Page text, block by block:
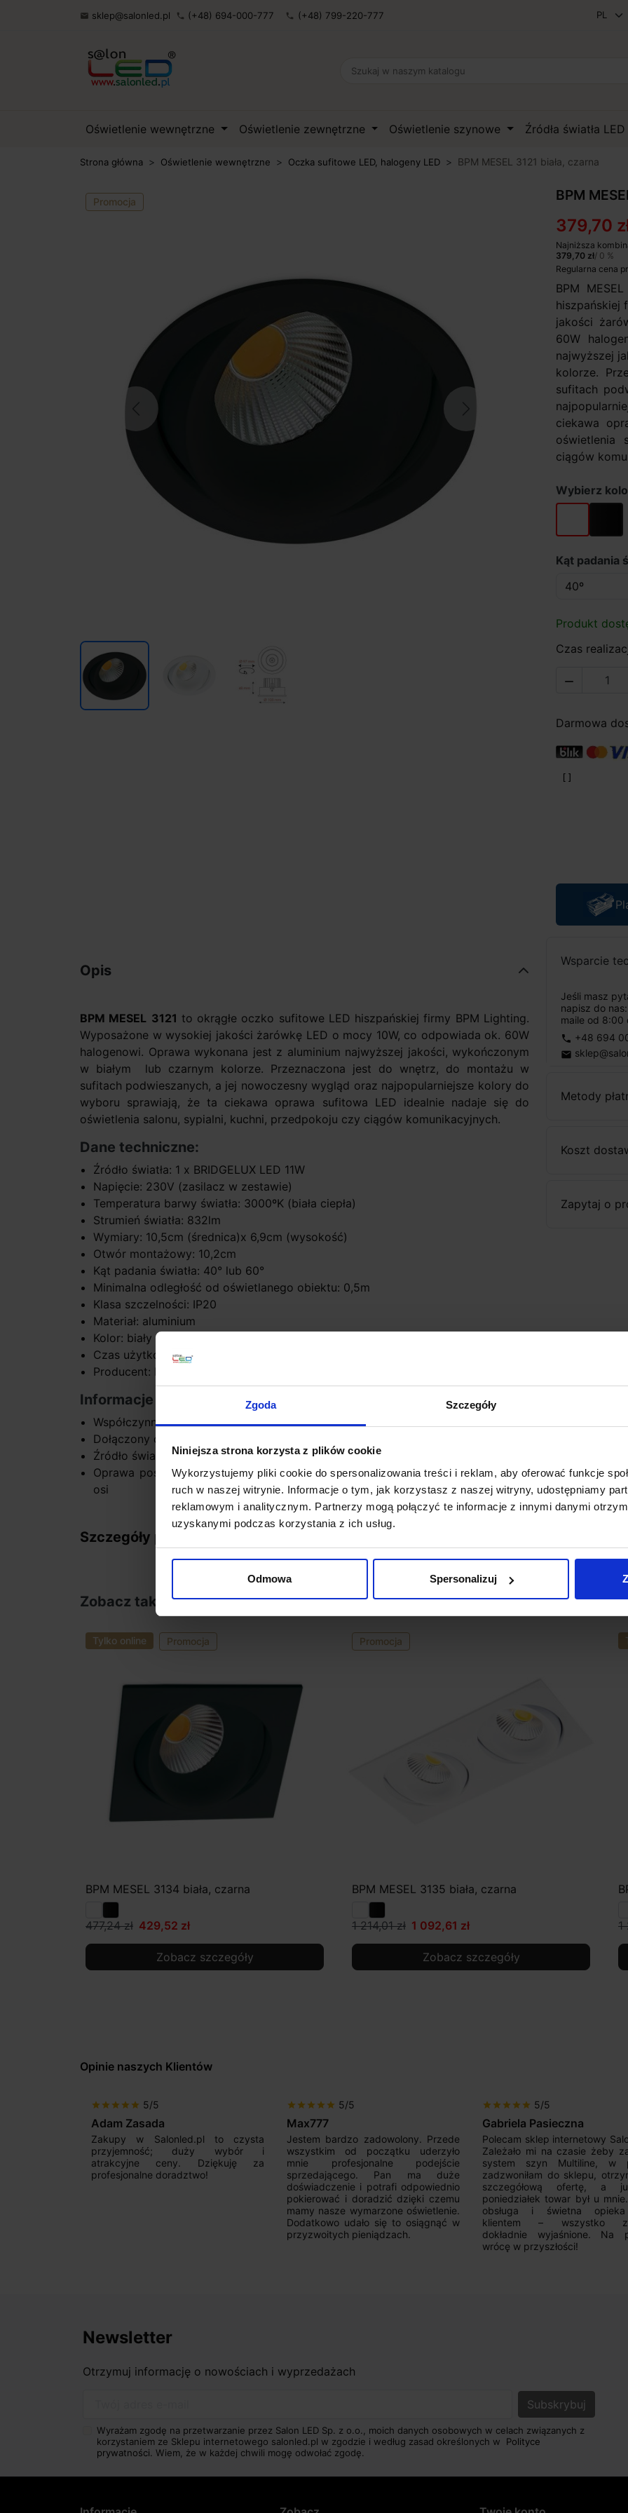
Zgoda Szczegóły
Niniejsza strona korzysta z plików cookie
Wykorzystujemy pliki cookie do spersonalizowania treści i reklam, aby oferować funkcje
ruch w naszej witrynie. Informacje o tym, jak korzystasz z naszej witryny, udostępniamy
reklamowym i analitycznym. Partnerzy mogą połączyć te informacje z innymi danymi
uzyskanymi podczas korzystania z ich usług.
Odmowa Spersonalizuj
 sklep@salonled.pl phone (+48) 694-000-777 phone (+48) 799-220-777
Oświetlenie wewnętrzne Oświetlenie zewnętrzne Oświetlenie szynowe Źródła światła LED
Strona główna Oświetlenie wewnętrzne Oczka sufitowe LED, halogeny LED BPM MESEL 3121 biała, czarna
Promocja
Previous
BPM
379,70
Najniższa
379,70 zł/ 0 %
Regularna cena
BPM
hiszpańskiej
jakości
60W
najwyższej
kolorze.
sufitach
ciekawa
oświetlenia
ciągów
Wybierz
biały matczarny
Kąt padania
Produkt
Czas

Darmowa
Wsparcie
Jeśli masz
napisz do
maile od 8:00
phone +48 694
email
Metody
Koszt
Zapytaj o
Opis
BPM MESEL 3121 to okrągłe oczko sufitowe LED hiszpańskiej firmy BPM Lighting.
Wyposażone w wysokiej jakości żarówkę LED o mocy 10W, co odpowiada ok. 60W
halogenowi. Oprawa wykonana jest z aluminium najwyższej jakości, wykończonym
w białym lub czarnym kolorze. Przeznaczona jest do wnętrz, do montażu w
sufitach podwieszanych, a jej nowoczesny wygląd oraz najpopularniejsze kolory do
wyboru sprawiają, że ta ciekawa oprawa sufitowa LED idealnie nadaje się do
oświetlenia salonu, sypialni, kuchni, przedpokoju czy ciągów komunikacyjnych.
Dane techniczne:
Źródło światła: 1 x BRIDGELUX LED 11W
Napięcie: 230V (zasilacz w zestawie)
Temperatura barwy światła: 3000ºK (biała ciepła)
Strumień światła: 832lm
Wymiary: 10,5cm (średnica)x 6,9cm (wysokość)
Otwór montażowy: 10,2cm
Kąt padania światła: 40° lub 60°
Minimalna odległość od oświetlanego obiektu: 0,5m
Klasa szczelności: IP20
Materiał: aluminium
Kolor: biały mat, czarny półmat
Czas użytkowania: do 50 000 h
Producent: BPM Lighting
Informacje dodatkowe:
Współczynnik oddawania barw CRI 90
Dołączony do zestawu zasilacz zewnętrzny 350mA
Źródło światła LED w komplecie
Oprawa posiada możliwości regulacji wkładu o 45º oraz o 350º wokół własnej
osi
Szczegóły produktu
Zobacz także
Tylko online Promocja
BPM MESEL 3134 biała, czarna
477,24 zł 429,52 zł
Zobacz szczegóły
Promocja
BPM MESEL 3135 biała, czarna
1 214,01 zł 1 092,61 zł
Zobacz szczegóły
1
Opinie naszych Klientów
star star star star star 5/5
Max777
Jestem bardzo zadowolony. Przede
wszystkim od początku uderzyło
mnie profesjonalne podejście
sprzedającego. Pan ma duże
star star star star star 5/5
Gabriela Pasieczna
Polecam sklep internetowy SalonLED.
Zależało mi na czasie żeby zakupić
system szyn Multiline, w piątek
zadzwoniłam do sklepu, otrzymałam
szczegółową ofertę, a już w
poniedziałek towar był u mnie.Super
obsługa i świetna opieka nad
klientem – wszystko zostało
dokładnie wyjaśnione. Na pewno
star star star star star 5/5
Mir Por
Super sprzedawca!
razy i jestem zadowolony z
produktów. Wszystko
opisem, sprawna realizacja,
kontakt. Polecam.
Newsletter
Otrzymuj informację o nowościach i wyprzedażach
Wyrażam zgodę na przetwarzanie przez Salon LED Sp. z o.o., moich danych osobowych w celach związanych z
korzystaniem ze Sklepu internetowego salonled.pl w zgodzie i według zasad określonych w Polityce
prywatności. Wiem, że w każdej chwili mogę odwołać zgodę.